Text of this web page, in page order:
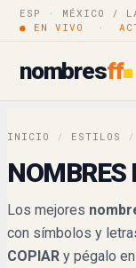
ESP · MÉXICO /
● EN VIVO ·
nombresff
INICIO / ESTILOS /
NOMBRES
Los mejores
con símbolos y
COPIAR y pégalo
𝔍ℌ𝔒𝔖
𝓙𝓗𝓞𝓢
𝕁ℍ𝕆𝕊
𝐉𝐇𝐎𝐒
𝙅𝙃𝙊𝙎